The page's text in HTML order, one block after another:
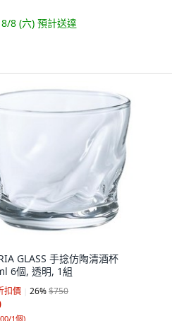
8 (六) 預計送達
GLASS 手捻仿陶清酒杯
6個, 透明, 1組
扣價 26%$750
1個)